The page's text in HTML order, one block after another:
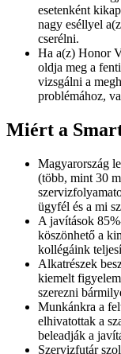
esetenként
nagy eséllyel
cserélni.
Ha a(z) Honor
oldja meg a
vizsgálni a
problémához,
Miért a
Magyarország
(több, mint 30
ügyfél és a mi
A javítások
köszönhető a
kollégáink
Alkatrészek
kiemelt
szerezni
Munkánkra a
elhivatottak a
beleadják a
Szervizfutár